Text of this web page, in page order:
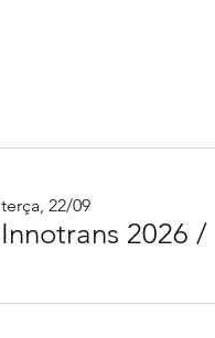
terça, 22/09
Innotrans 2026 /